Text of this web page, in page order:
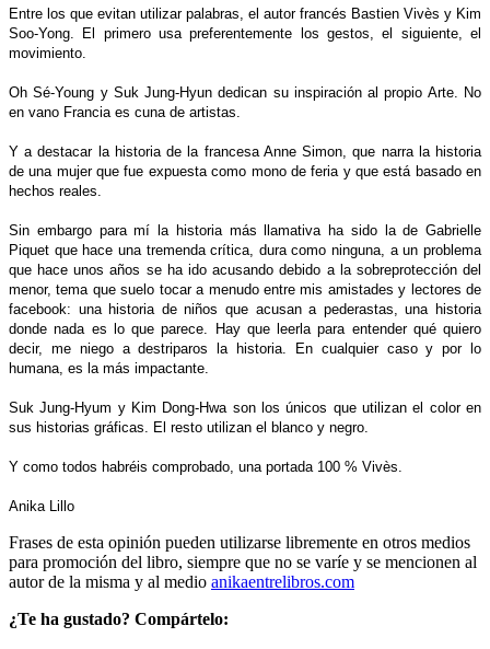
Entre los que evitan utilizar palabras, el autor francés Bastien Vivès y Kim
Soo-Yong. El primero usa preferentemente los gestos, el siguiente, el
movimiento.
Oh Sé-Young y Suk Jung-Hyun dedican su inspiración al propio Arte. No
en vano Francia es cuna de artistas.
Y a destacar la historia de la francesa Anne Simon, que narra la historia
de una mujer que fue expuesta como mono de feria y que está basado en
hechos reales.
Sin embargo para mí la historia más llamativa ha sido la de Gabrielle
Piquet que hace una tremenda crítica, dura como ninguna, a un problema
que hace unos años se ha ido acusando debido a la sobreprotección del
menor, tema que suelo tocar a menudo entre mis amistades y lectores de
facebook: una historia de niños que acusan a pederastas, una historia
donde nada es lo que parece. Hay que leerla para entender qué quiero
decir, me niego a destriparos la historia. En cualquier caso y por lo
humana, es la más impactante.
Suk Jung-Hyum y Kim Dong-Hwa son los únicos que utilizan el color en
sus historias gráficas. El resto utilizan el blanco y negro.
Y como todos habréis comprobado, una portada 100 % Vivès.
Anika Lillo
Frases de esta opinión pueden utilizarse libremente en otros medios
para promoción del libro, siempre que no se varíe y se mencionen al
autor de la misma y al medio anikaentrelibros.com
¿Te ha gustado? Compártelo: